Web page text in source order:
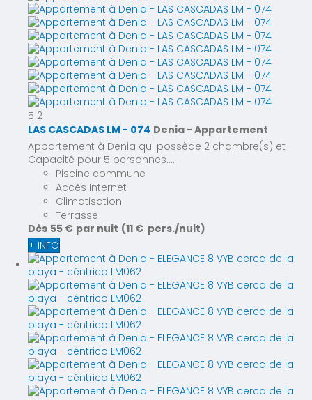
5 2
LAS CASCADAS LM - 074 Denia - Appartement
Appartement à Denia qui possède 2 chambre(s) et
Capacité pour 5 personnes....
Piscine commune
Accès Internet
Climatisation
Terrasse
Dès 55 € par nuit (11 € pers./nuit)
+ INFO